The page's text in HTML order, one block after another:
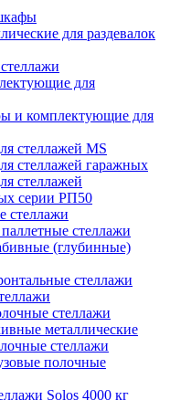
для раздевалок
для
и комплектующие для
стеллажей MS
стеллажей гаражных
стеллажей
серии РП50
стеллажи
стеллажи
(глубинные)
стеллажи
стеллажи
металлические
стеллажи
полочные
Solos 4000 кг